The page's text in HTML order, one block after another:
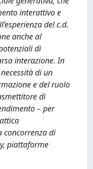
interattivo e
del c.d.
anche al
di
interazione. In
di un
e del ruolo
di
– per
concorrenza di
piattaforme